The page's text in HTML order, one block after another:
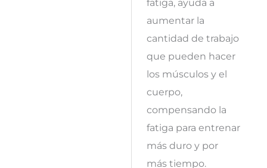
aumentar la
cantidad de trabajo
que pueden hacer
los músculos y el
cuerpo,
compensando la
fatiga para entrenar
más duro y por
más tiempo.